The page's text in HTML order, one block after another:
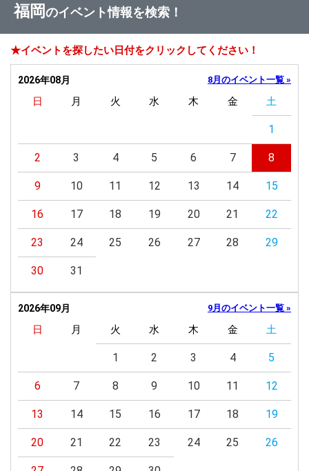
福岡のイベント情報を検索！
★イベントを探したい日付をクリックしてください！
2026年08月 8月のイベント一覧 »
日 月 火 水 木 金 土
1
2 3 4 5 6 7 8
9 10 11 12 13 14 15
16 17 18 19 20 21 22
23 24 25 26 27 28 29
30 31
2026年09月 9月のイベント一覧 »
日 月 火 水 木 金 土
1 2 3 4 5
6 7 8 9 10 11 12
13 14 15 16 17 18 19
20 21 22 23 24 25 26